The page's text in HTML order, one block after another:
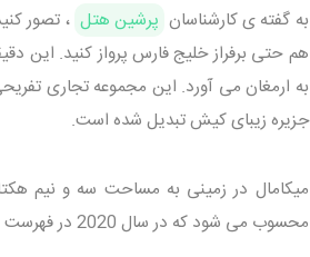
به گفته ی کارشناسان پرشین هتل ، تصور
هم حتی برفراز خلیج فارس پرواز کنید. این
جزیره زیبای کیش تبدیل شده است.
میکامال در زمینی به مساحت سه و نیم
محسوب می شود که در سال 2020 در فهرست ده مرکز برتر تجاری خاورمیانه قرار گرفته است.